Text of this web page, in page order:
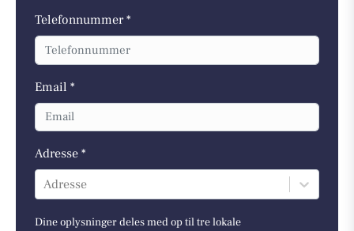
Telefonnummer *
Email *
Adresse *
Adresse
Dine oplysninger deles med op til tre lokale